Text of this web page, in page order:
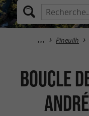
Pineuilh
Boucle